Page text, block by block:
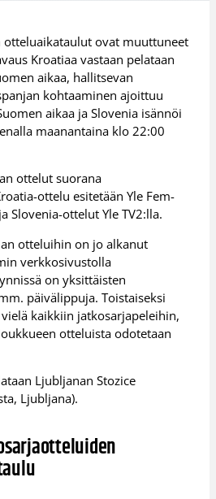
otteluaikataulut ovat muuttuneet
Kroatiaa vastaan pelataan
aikaa, hallitsevan
kohtaaminen ajoittuu
aikaa ja Slovenia isännöi
maanantaina klo 22:00
ottelut suorana
ottelu esitetään Yle Fem-
Slovenia-ottelut Yle TV2:lla.
otteluihin on jo alkanut
verkkosivustolla
on yksittäisten
päivälippuja. Toistaiseksi
kaikkiin jatkosarjapeleihin,
otteluista odotetaan
Ljubljanan Stozice
Ljubljana).